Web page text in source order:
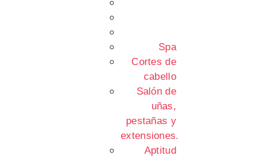
Spa
Cortes de
cabello
Salón de
uñas,
pestañas y
extensiones.
Aptitud